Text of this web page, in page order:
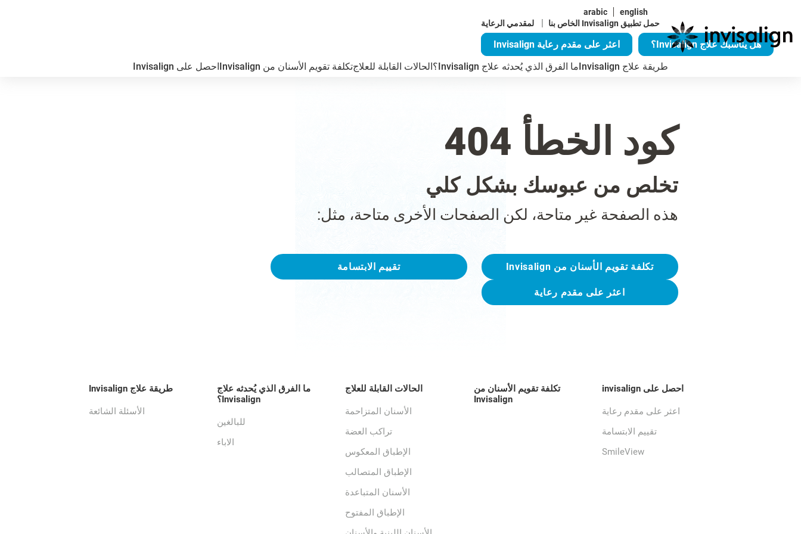
arabic
english
حمل تطبيق Invisalign الخاص بنا
| لمقدمي الرعاية
هل يناسبك علاج Invisalign؟
اعثر على مقدم رعاية Invisalign
طريقة علاج Invisalign
ما الفرق الذي يُحدثه علاج Invisalign؟ الحالات القابلة للعلاجتكلفة تقويم الأسنان من Invisalign احصل على Invisalign
كود الخطأ 404
تخلص من عبوسك بشكل كلي
هذه الصفحة غير متاحة، لكن الصفحات الأخرى متاحة، مثل:
تكلفة تقويم الأسنان من Invisalign تقييم الابتسامة
اعثر على مقدم رعاية
طريقة علاج Invisalign
الأسئلة الشائعة
ما الفرق الذي يُحدثه علاج
Invisalign؟
للبالغين
الاباء
الحالات القابلة للعلاج
الأسنان المتزاحمة
تراكب العضة
الإطباق المعكوس
الإطباق المتصالب
الأسنان المتباعدة
الإطباق المفتوح
تكلفة تقويم الأسنان من
Invisalign
احصل على invisalign
اعثر على مقدم رعاية
تقييم الابتسامة
SmileView